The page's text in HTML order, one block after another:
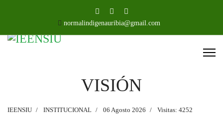
normalindigenauribia@gmail.com
VISIÓN
IEENSIU INSTITUCIONAL 06 Agosto 2026 Visitas: 4252